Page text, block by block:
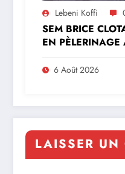
Lebeni Koffi
SEM BRICE
EN PÈLERINAGE
MINISTRE
PREND PART À
6 Août 2026
LAISSER UN